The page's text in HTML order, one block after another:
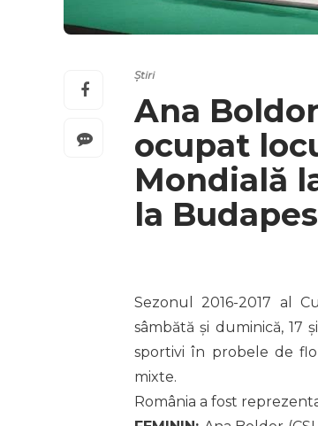
Știri
Ana
ocupat
Mondială
la
Sezonul 2016-2017 al
sâmbătă și duminică, 17
sportivi în probele de
mixte.
România a fost